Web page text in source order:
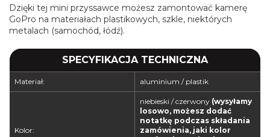
Dzięki tej mini przyssawce możesz zamontować kamerę
GoPro na materiałach plastikowych, szkle, niektórych
metalach (samochód, łódź).
SPECYFIKACJA TECHNICZNA
Materiał: aluminium / plastik
Kolor:
niebieski / czerwony (wysyłamy
losowo, możesz dodać
notatkę podczas składania
zamówienia, jaki kolor